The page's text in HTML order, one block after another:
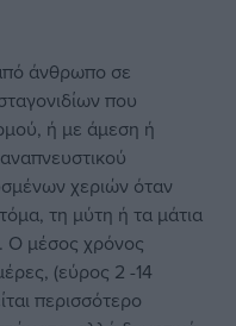
άνθρωπο σε
που
ή με άμεση ή
χεριών όταν
τη μύτη ή τα μάτια
Ο μέσος χρόνος
(εύρος 2 -14
περισσότερο